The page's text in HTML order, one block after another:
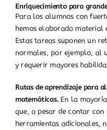
Enriquecimiento para
Para los alumnos con
hemos elaborado material
Estas tareas suponen un
normales, por ejemplo, al
y requerir mayores
Rutas de aprendizaje para
matemáticas. En la
que, a pesar de contar
herramientas adicionales,